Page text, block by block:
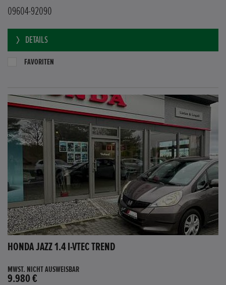
09604-92090
DETAILS
FAVORITEN
HONDA JAZZ 1.4 I-VTEC TREND
MWST. NICHT AUSWEISBAR
9.980 €